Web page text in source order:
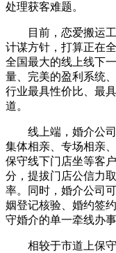
处理获客难题。
目前，恋爱搬运工
计谋方针，打算正在
全国最大的线上线下
量、完美的盈利系统
行业最具性价比、最
道。
线上端，婚介公司
集体相亲、专场相亲
保守线下门店坐等客
分，提拔门店公信力
率。同时，婚介公司
姻登记核验、婚约签
守婚介的单一牵线办
相较于市道上保守